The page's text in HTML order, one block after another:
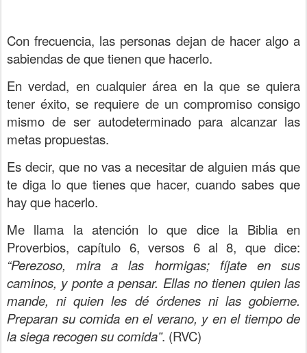
Con frecuencia, las personas dejan de hacer algo a
sabiendas de que tienen que hacerlo.
En verdad, en cualquier área en la que se quiera
tener éxito, se requiere de un compromiso consigo
mismo de ser autodeterminado para alcanzar las
metas propuestas.
Es decir, que no vas a necesitar de alguien más que
te diga lo que tienes que hacer, cuando sabes que
hay que hacerlo.
Me llama la atención lo que dice la Biblia en
Proverbios, capítulo 6, versos 6 al 8, que dice:
“Perezoso, mira a las hormigas; fíjate en sus
caminos, y ponte a pensar. Ellas no tienen quien las
mande, ni quien les dé órdenes ni las gobierne.
Preparan su comida en el verano, y en el tiempo de
la siega recogen su comida”. (RVC)